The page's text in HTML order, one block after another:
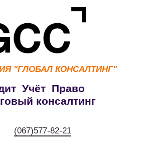
"ГЛОБАЛ КОНСАЛТИНГ"
Учёт Право
консалтинг
(067)577-82-21